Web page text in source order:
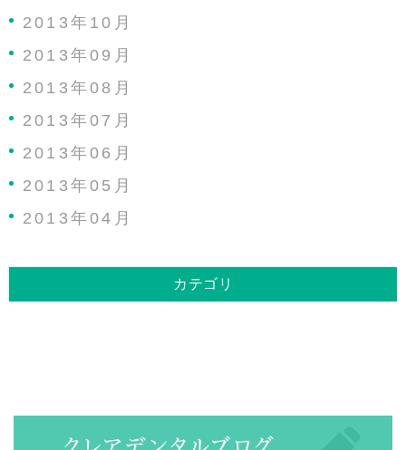
2013年10月
2013年09月
2013年08月
2013年07月
2013年06月
2013年05月
2013年04月
カテゴリ